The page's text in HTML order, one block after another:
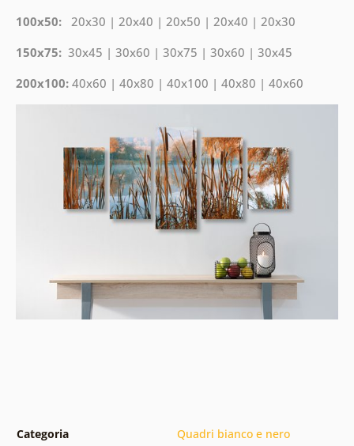
100x50: 20x30 | 20x40 | 20x50 | 20x40 | 20x30
150x75: 30x45 | 30x60 | 30x75 | 30x60 | 30x45
200x100: 40x60 | 40x80 | 40x100 | 40x80 | 40x60
Categoria Quadri bianco e nero